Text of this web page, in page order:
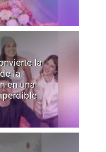
la
la
en una